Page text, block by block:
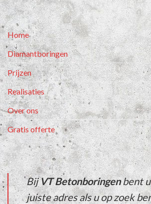
Home
Diamantboringen
Prijzen
Realisaties
Over ons
Gratis offerte
BijVT Betonboringenbent
juiste adres als u op zoek